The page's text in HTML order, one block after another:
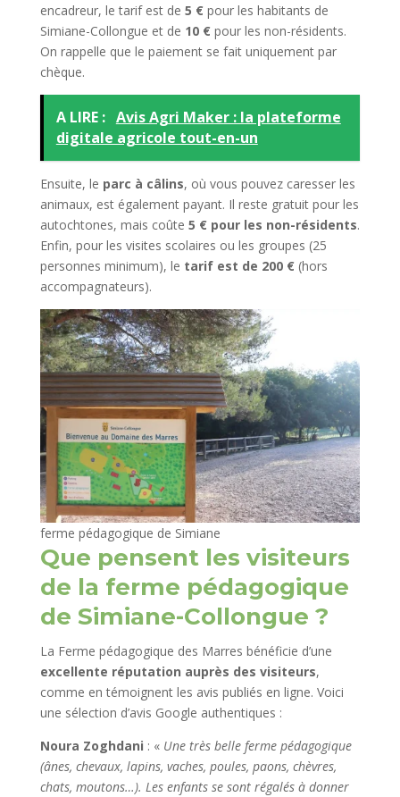
encadreur, le tarif est de 5 €pour les habitants de
Simiane-Collongue et de 10 €pour les non-résidents.
On rappelle que le paiement se fait uniquement par
chèque.
A LIRE : Avis Agri Maker : la plateforme
digitale agricole tout-en-un
Ensuite, le parc à câlins, où vous pouvez caresser les
animaux, est également payant. Il reste gratuit pour les
autochtones, mais coûte 5 € pour les non-résidents.
Enfin, pour les visites scolaires ou les groupes (25
personnes minimum), le tarif est de 200 €(hors
accompagnateurs).
ferme pédagogique de Simiane
Que pensent les visiteurs
de la ferme pédagogique
de Simiane-Collongue ?
La Ferme pédagogique des Marres bénéficie d’une
excellente réputation auprès des visiteurs,
comme en témoignent les avis publiés en ligne. Voici
une sélection d’avis Google authentiques :
Noura Zoghdani : « Une très belle ferme pédagogique
(ânes, chevaux, lapins, vaches, poules, paons, chèvres,
chats, moutons…). Les enfants se sont régalés à donner